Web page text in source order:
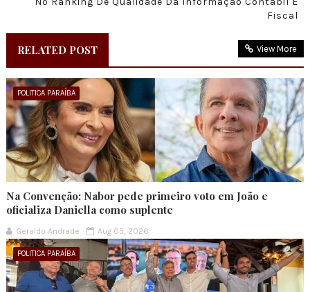
Fiscal
RELATED POST View More
POLITICA PARAÍBA
Na Convenção: Nabor pede primeiro voto em João e
oficializa Daniella como suplente
Geraldo Andrade Aug 05, 2026
POLITICA PARAÍBA